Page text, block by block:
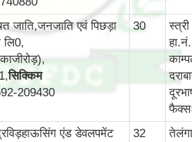
जाति,जनजाति एवं पिछड़ा
लि0,
सिक्किम
209430
30
एंड डेवलपमेंट
32